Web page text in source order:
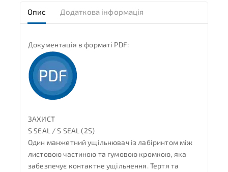
Опис Додаткова інформація
Документація в форматі PDF:
ЗАХИСТ
S SEAL / S SEAL (2S)
Один манжетний ущільнювач із лабіринтом між
листовою частиною та гумовою кромкою, яка
забезпечує контактне ущільнення. Тертя та